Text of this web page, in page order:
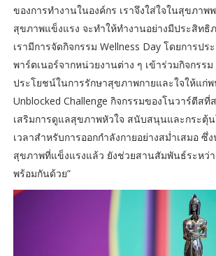
ของการทำงานในองค์กร เราจึงใส่ใจในสุขภาพ
สุขภาพแข็งแรง จะทำให้ทำงานอย่างมีประสิท
เรามีการจัดกิจกรรม Wellness Day โดยการปร
พาร์ตเนอร์จากหน่วยงานต่าง ๆ เข้าร่วมกิจกรร
ประโยชน์ในการรักษาสุขภาพกายและใจให้แก่
Unblocked Challenge กิจกรรมของโนวาร์ตีสที่
เสริมการดูแลสุขภาพหัวใจ สนับสนุนและกระตุ้
เวลาสำหรับการออกกำลังกายอย่างสม่ำเสมอ ซึ่
สุขภาพที่แข็งแรงแล้ว ยังช่วยสานสัมพันธ์ระหว่
พร้อมกันด้วย”